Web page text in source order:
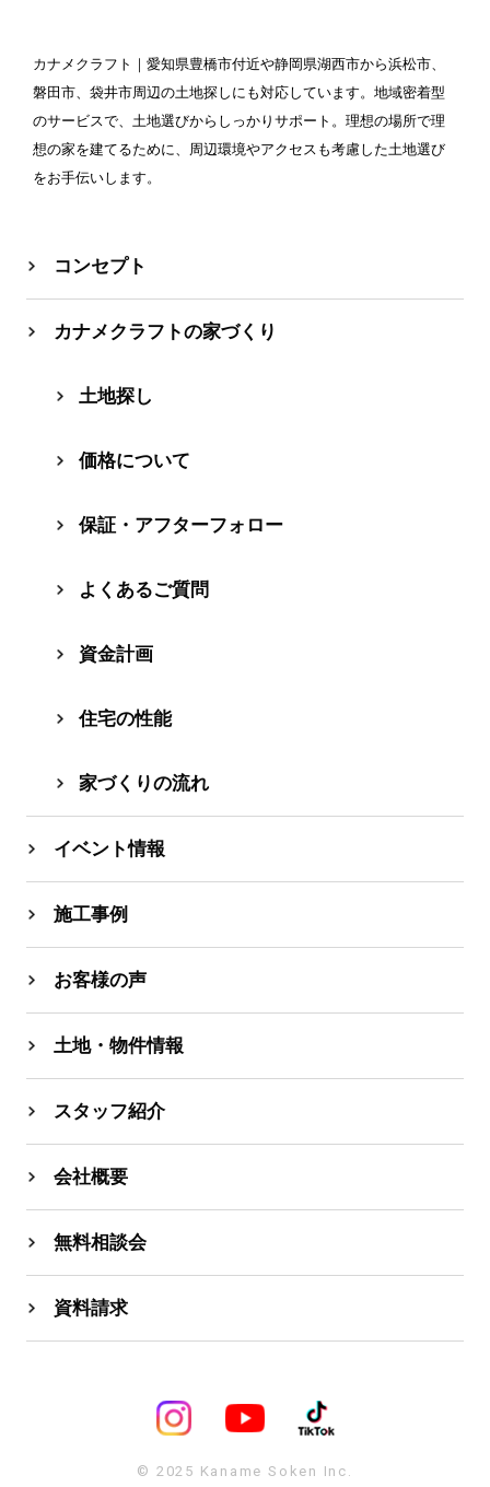
カナメクラフト ｜愛知県豊橋市付近や静岡県湖西市から浜松市、
磐田市、袋井市周辺の土地探しにも対応しています。地域密着型
のサービスで、土地選びからしっかりサポート。理想の場所で理
想の家を建てるために、周辺環境やアクセスも考慮した土地選び
をお手伝いします。
コンセプト
カナメクラフトの家づくり
⼟地探し
価格について
保証・アフターフォロー
よくあるご質問
資⾦計画
住宅の性能
家づくりの流れ
イベント情報
施工事例
お客様の声
土地・物件情報
スタッフ紹介
会社概要
無料相談会
資料請求
© 2025 Kaname Soken Inc.